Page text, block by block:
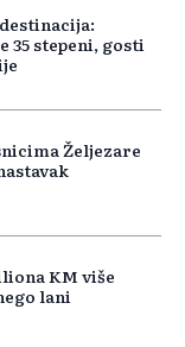
35 stepeni, gosti
Željezare
KM više
lani